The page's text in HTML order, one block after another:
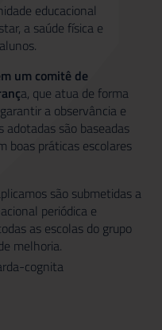
educacional
a saúde física e
um comitê de
a, que atua de forma
a observância e
adotadas são baseadas
boas práticas escolares
são submetidas a
periódica e
as escolas do grupo
melhoria.